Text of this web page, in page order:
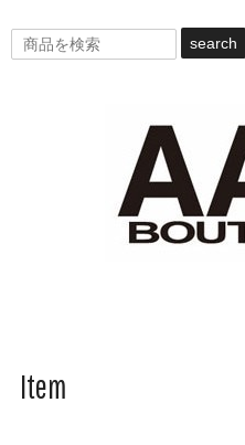
search
Item